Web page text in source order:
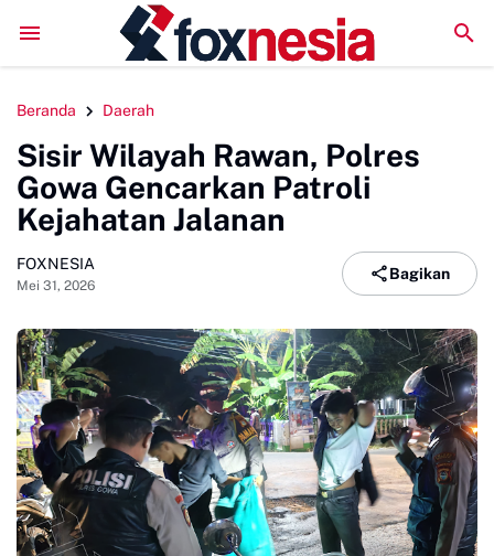
Literatur Institut Minta Polda Metro Jaya Segera
Beranda Daerah
Sisir Wilayah Rawan, Polres
Gowa Gencarkan Patroli
Kejahatan Jalanan
FOXNESIA
Mei 31, 2026
Bagikan